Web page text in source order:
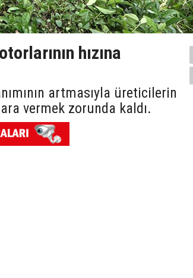
hızına
artmasıyla üreticilerin
vermek zorunda kaldı.